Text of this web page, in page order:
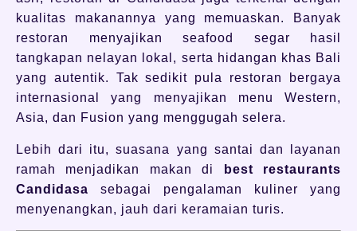
kualitas makanannya yang memuaskan. Banyak
restoran menyajikan seafood segar hasil
tangkapan nelayan lokal, serta hidangan khas Bali
yang autentik. Tak sedikit pula restoran bergaya
internasional yang menyajikan menu Western,
Asia, dan Fusion yang menggugah selera.
Lebih dari itu, suasana yang santai dan layanan
ramah menjadikan makan di
best restaurants
Candidasa sebagai pengalaman kuliner yang
menyenangkan, jauh dari keramaian turis.